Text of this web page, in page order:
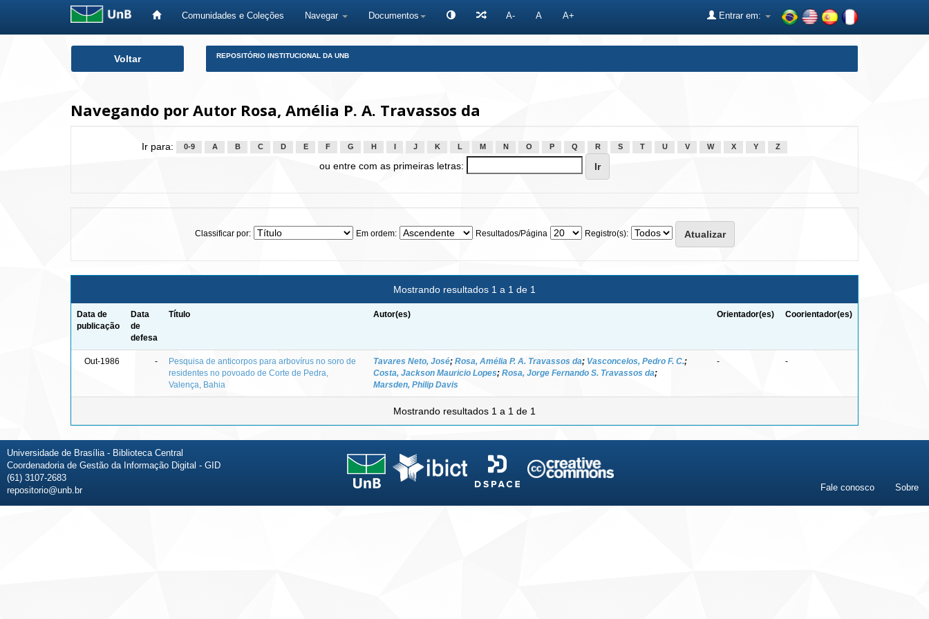
Comunidades e Coleções Navegar Documentos A- A A+ Entrar em:
Voltar REPOSITÓRIO INSTITUCIONAL DA UNB
Navegando por Autor Rosa, Amélia P. A. Travassos da
Ir para: 0-9 A B C D E F G H J K L M N O P Q R S T U V W X Y Z
ou entre com as primeiras letras:
Classificar por: Em ordem: Resultados/Página Registro(s):
Mostrando resultados 1 a 1 de 1
Data de
publicação
Data
de
defesa
Título Autor(es) Orientador(es) Coorientador(es)
Out-1986 -
Pesquisa de anticorpos para arbovírus no soro de
residentes no povoado de Corte de Pedra,
Valença, Bahia
Tavares Neto, José; Rosa, Amélia P. A. Travassos da; Vasconcelos, Pedro F. C.;
Costa, Jackson Mauricio Lopes; Rosa, Jorge Fernando S. Travassos da;
Marsden, Philip Davis
- -
Mostrando resultados 1 a 1 de 1
Universidade de Brasília - Biblioteca Central
Coordenadoria de Gestão da Informação Digital - GID
(61) 3107-2683
repositorio@unb.br
Fale conosco Sobre